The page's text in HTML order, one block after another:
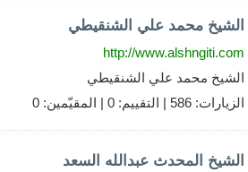
الشيخ محمد علي الشنقيطي
http://www.alshngiti.com
الشيخ محمد علي الشنقيطي
الزيارات: 586 | التقييم: 0 | المقيّمين: 0
الشيخ المحدث عبدالله السعد